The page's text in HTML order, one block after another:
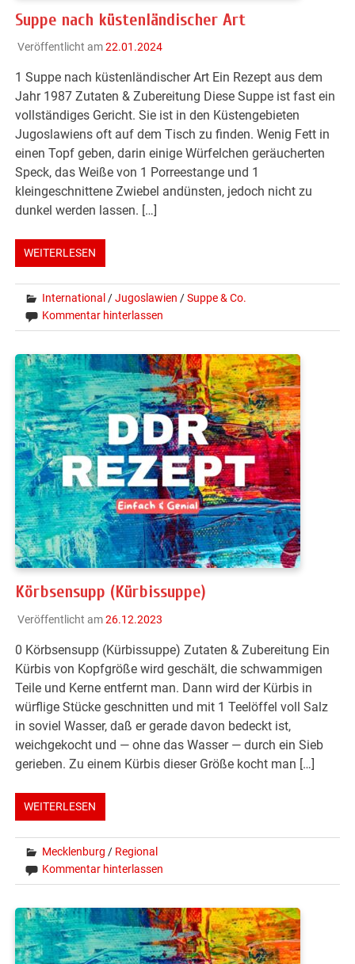
Suppe nach küstenländischer Art
Veröffentlicht am22.01.2024
1 Suppe nach küstenländischer Art Ein Rezept aus dem
Jahr 1987 Zutaten & Zubereitung Diese Suppe ist fast ein
vollständiges Gericht. Sie ist in den Küstengebieten
Jugoslawiens oft auf dem Tisch zu finden. Wenig Fett in
einen Topf geben, darin einige Würfelchen geräucherten
Speck, das Weiße von 1 Porreestange und 1
kleingeschnittene Zwiebel andünsten, jedoch nicht zu
dunkel werden lassen. […]
WEITERLESEN
International /Jugoslawien /Suppe & Co.
Kommentar hinterlassen
Körbsensupp (Kürbissuppe)
Veröffentlicht am26.12.2023
0 Körbsensupp (Kürbissuppe) Zutaten & Zubereitung Ein
Kürbis von Kopfgröße wird geschält, die schwammigen
Teile und Kerne entfernt man. Dann wird der Kürbis in
würflige Stücke geschnitten und mit 1 Teelöffel voll Salz
in soviel Wasser, daß er gerade davon bedeckt ist,
weichgekocht und — ohne das Wasser — durch ein Sieb
gerieben. Zu einem Kürbis dieser Größe kocht man […]
WEITERLESEN
Mecklenburg / Regional
Kommentar hinterlassen